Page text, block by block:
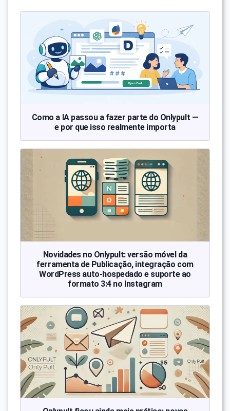
Como a IA passou a fazer parte do Onlypult —
e por que isso realmente importa
Novidades no Onlypult: versão móvel da
ferramenta de Publicação, integração com
WordPress auto-hospedado e suporte ao
formato 3:4 no Instagram